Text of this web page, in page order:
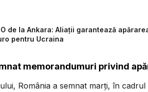
de la Ankara: Aliații garantează
pentru Ucraina
memorandumuri privind
România a semnat marți, în